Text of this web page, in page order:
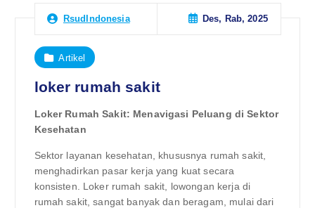
RsudIndonesia Des, Rab, 2025
Artikel
loker rumah sakit
Loker Rumah Sakit: Menavigasi Peluang di Sektor
Kesehatan
Sektor layanan kesehatan, khususnya rumah sakit,
menghadirkan pasar kerja yang kuat secara
konsisten. Loker rumah sakit, lowongan kerja di
rumah sakit, sangat banyak dan beragam, mulai dari